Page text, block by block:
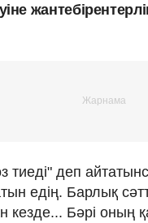
тиеді" деп
едің. Барлық
кезде... Бәрі оның